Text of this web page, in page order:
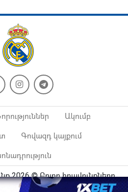
Ակումբ
Գովազդ կայքում
2026 © Բոլոր իրավունքները
են